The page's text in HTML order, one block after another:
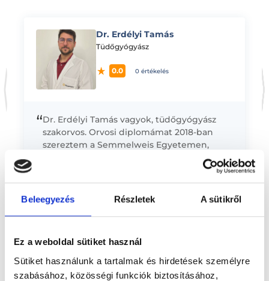
Beleegyezés Részletek A sütikről
Ez a weboldal sütiket használ
Sütiket használunk a tartalmak és hirdetések személyre
szabásához, közösségi funkciók biztosításához,
Dr. Erdélyi Tamás
Tüdőgyógyász
0.0 0 értékelés
“Dr. Erdélyi Tamás vagyok, tüdőgyógyász
szakorvos. Orvosi diplomámat 2018-ban
szereztem a Semmelweis Egyetemen,
majd szakmai képzésemet a Semmelweis
folytattam, ahol 2023-ban tüdőgyógyászat...
Előző* Szakorvos jelölt (rezidens): általános orvosi oklevéllel rendelkező
megszerzésére irányuló képzésben vesz részt. Ezen orvosok által
felelősséggel tartozik és azt közvetlenül felügyeli az egészségügyi
szolgáltató szakorvosa az első részvizsgáig, utána pedig a
szakorvosjelölt önállóan láthat el feladatokat. A foglaljorvost.hu
felelősségét kizárja esetleges névazonosságért bármely szakorvos
és szakorvosjelölt esetén.